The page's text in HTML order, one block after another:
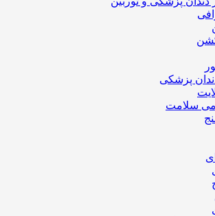
پزشکی
سلامت